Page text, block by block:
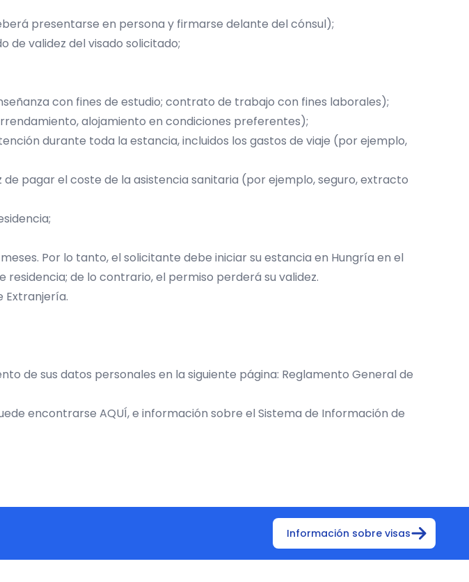
presentarse en persona y firmarse delante del cónsul);
de validez del visado solicitado;
con fines de estudio; contrato de trabajo con fines laborales);
alojamiento en condiciones preferentes);
durante toda la estancia, incluidos los gastos de viaje (por ejemplo,
pagar el coste de la asistencia sanitaria (por ejemplo, seguro, extracto
Por lo tanto, el solicitante debe iniciar su estancia en Hungría en el
de lo contrario, el permiso perderá su validez.
Extranjería.
de sus datos personales en la siguiente página: Reglamento General de
encontrarse AQUÍ, e información sobre el Sistema de Información de
Información sobre visas